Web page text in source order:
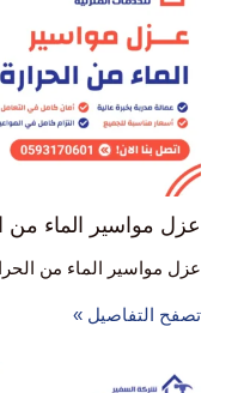
عزل مواسير الماء من
عزل مواسير الماء من
تصفح التفاصيل »